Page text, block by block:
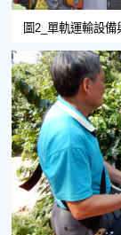
圖2_單軌運輸設